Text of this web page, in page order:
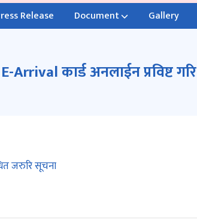
Release Document Gallery
E-Arrival कार्ड अनलाईन प्रविष्ट
जरुरि सूचना